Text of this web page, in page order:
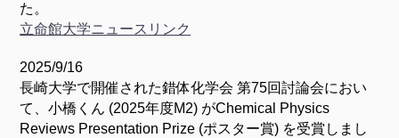
た。
立命館大学ニュースリンク
2025/9/16
長崎大学で開催された錯体化学会 第75回討論会におい
て、小橋くん (2025年度M2) がChemical Physics
Reviews Presentation Prize (ポスター賞) を受賞しまし